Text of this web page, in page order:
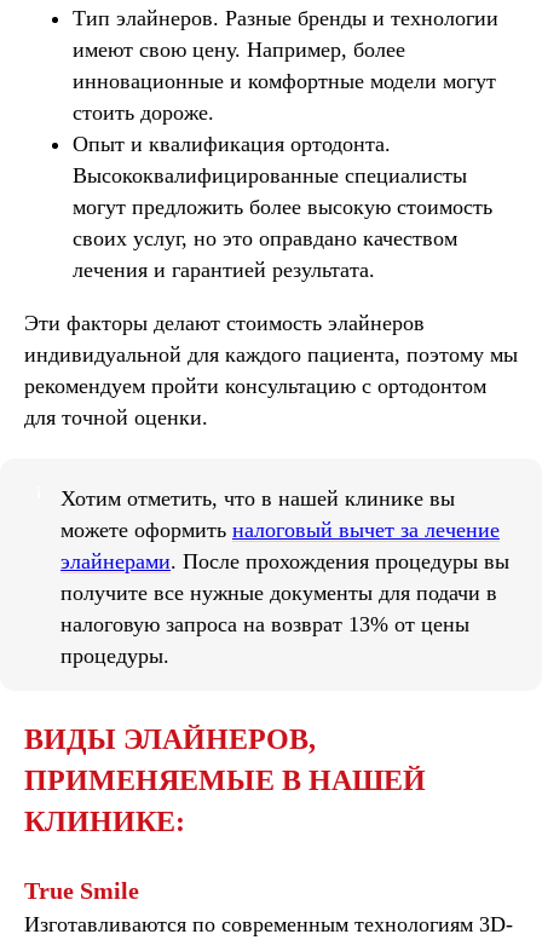
Тип элайнеров. Разные бренды и технологии
имеют свою цену. Например, более
инновационные и комфортные модели могут
стоить дороже.
Опыт и квалификация ортодонта.
Высококвалифицированные специалисты
могут предложить более высокую стоимость
своих услуг, но это оправдано качеством
лечения и гарантией результата.
Эти факторы делают стоимость элайнеров
индивидуальной для каждого пациента, поэтому мы
рекомендуем пройти консультацию с ортодонтом
для точной оценки.
Хотим отметить, что в нашей клинике вы
можете оформить налоговый вычет за лечение
элайнерами. После прохождения процедуры вы
получите все нужные документы для подачи в
налоговую запроса на возврат 13% от цены
процедуры.
ВИДЫ ЭЛАЙНЕРОВ,
ПРИМЕНЯЕМЫЕ В НАШЕЙ
КЛИНИКЕ:
True Smile
Изготавливаются по современным технологиям 3D-